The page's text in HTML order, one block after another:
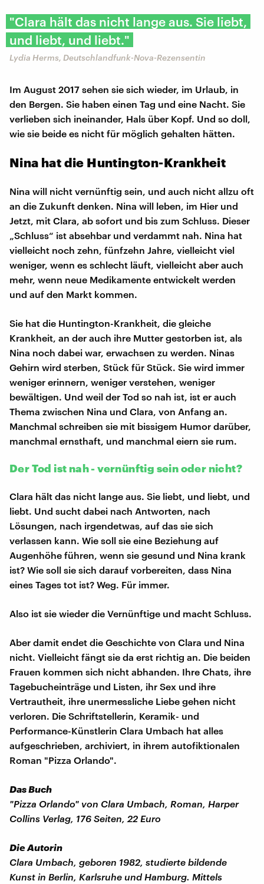
"Clara hält das nicht lange aus. Sie liebt,
und liebt, und liebt."
Lydia Herms, Deutschlandfunk-Nova-Rezensentin
Im August 2017 sehen sie sich wieder, im Urlaub, in
den Bergen. Sie haben einen Tag und eine Nacht. Sie
verlieben sich ineinander, Hals über Kopf. Und so doll,
wie sie beide es nicht für möglich gehalten hätten.
Nina hat die Huntington-Krankheit
Nina will nicht vernünftig sein, und auch nicht allzu oft
an die Zukunft denken. Nina will leben, im Hier und
Jetzt, mit Clara, ab sofort und bis zum Schluss. Dieser
„Schluss“ ist absehbar und verdammt nah. Nina hat
vielleicht noch zehn, fünfzehn Jahre, vielleicht viel
weniger, wenn es schlecht läuft, vielleicht aber auch
mehr, wenn neue Medikamente entwickelt werden
und auf den Markt kommen.
Sie hat die Huntington-Krankheit, die gleiche
Krankheit, an der auch ihre Mutter gestorben ist, als
Nina noch dabei war, erwachsen zu werden. Ninas
Gehirn wird sterben, Stück für Stück. Sie wird immer
weniger erinnern, weniger verstehen, weniger
bewältigen. Und weil der Tod so nah ist, ist er auch
Thema zwischen Nina und Clara, von Anfang an.
Manchmal schreiben sie mit bissigem Humor darüber,
manchmal ernsthaft, und manchmal eiern sie rum.
Der Tod ist nah - vernünftig sein oder nicht?
Clara hält das nicht lange aus. Sie liebt, und liebt, und
liebt. Und sucht dabei nach Antworten, nach
Lösungen, nach irgendetwas, auf das sie sich
verlassen kann. Wie soll sie eine Beziehung auf
Augenhöhe führen, wenn sie gesund und Nina krank
ist? Wie soll sie sich darauf vorbereiten, dass Nina
eines Tages tot ist? Weg. Für immer.
Also ist sie wieder die Vernünftige und macht Schluss.
Aber damit endet die Geschichte von Clara und Nina
nicht. Vielleicht fängt sie da erst richtig an. Die beiden
Frauen kommen sich nicht abhanden. Ihre Chats, ihre
Tagebucheinträge und Listen, ihr Sex und ihre
Vertrautheit, ihre unermessliche Liebe gehen nicht
verloren. Die Schriftstellerin, Keramik- und
Performance-Künstlerin Clara Umbach hat alles
aufgeschrieben, archiviert, in ihrem autofiktionalen
Roman "Pizza Orlando".
Das Buch
"Pizza Orlando" von Clara Umbach, Roman, Harper
Collins Verlag, 176 Seiten, 22 Euro
Die Autorin
Clara Umbach, geboren 1982, studierte bildende
Kunst in Berlin, Karlsruhe und Hamburg. Mittels